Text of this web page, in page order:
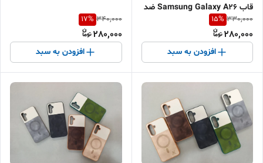
قاب Samsung Galaxy A26 ضد
مقاوم + ارسال سریع
330,000
15%
280,000
افزودن به سبد
340,000
17%
280,000
افزودن به سبد